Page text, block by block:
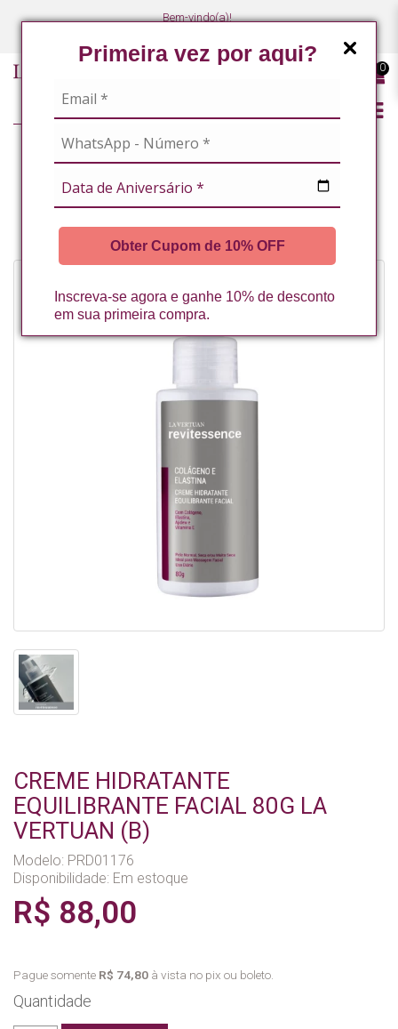
Primeira vez por aqui?
Obter Cupom de 10% OFF
Inscreva-se agora e ganhe 10% de desconto
em sua primeira compra.
Bem-vindo(a)!
0
CREME HIDRATANTE EQUILIBRANTE FACIAL 80G LA VERTUAN (B)
CREME HIDRATANTE
EQUILIBRANTE FACIAL 80G LA
VERTUAN (B)
Modelo: PRD01176
Disponibilidade: Em estoque
R$ 88,00
Pague somente R$ 74,80 à vista no pix ou boleto.
Quantidade